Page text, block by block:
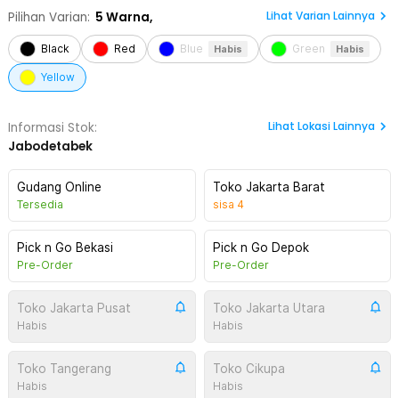
Pilihan Varian: 5 Warna, Lihat Varian Lainnya
Black Red Blue Habis Green Habis
Yellow
Informasi Stok:
Jabodetabek
Lihat Lokasi Lainnya
Gudang Online
Tersedia
Toko Jakarta Barat
sisa 4
Pick n Go Bekasi
Pre-Order
Pick n Go Depok
Pre-Order
Toko Jakarta Pusat
Habis
Toko Jakarta Utara
Habis
Toko Tangerang
Habis
Toko Cikupa
Habis